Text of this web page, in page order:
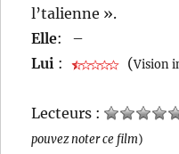
l’talienne ».
Elle:
–
Lui : (Vision
Lecteurs :
pouvez noter ce film)